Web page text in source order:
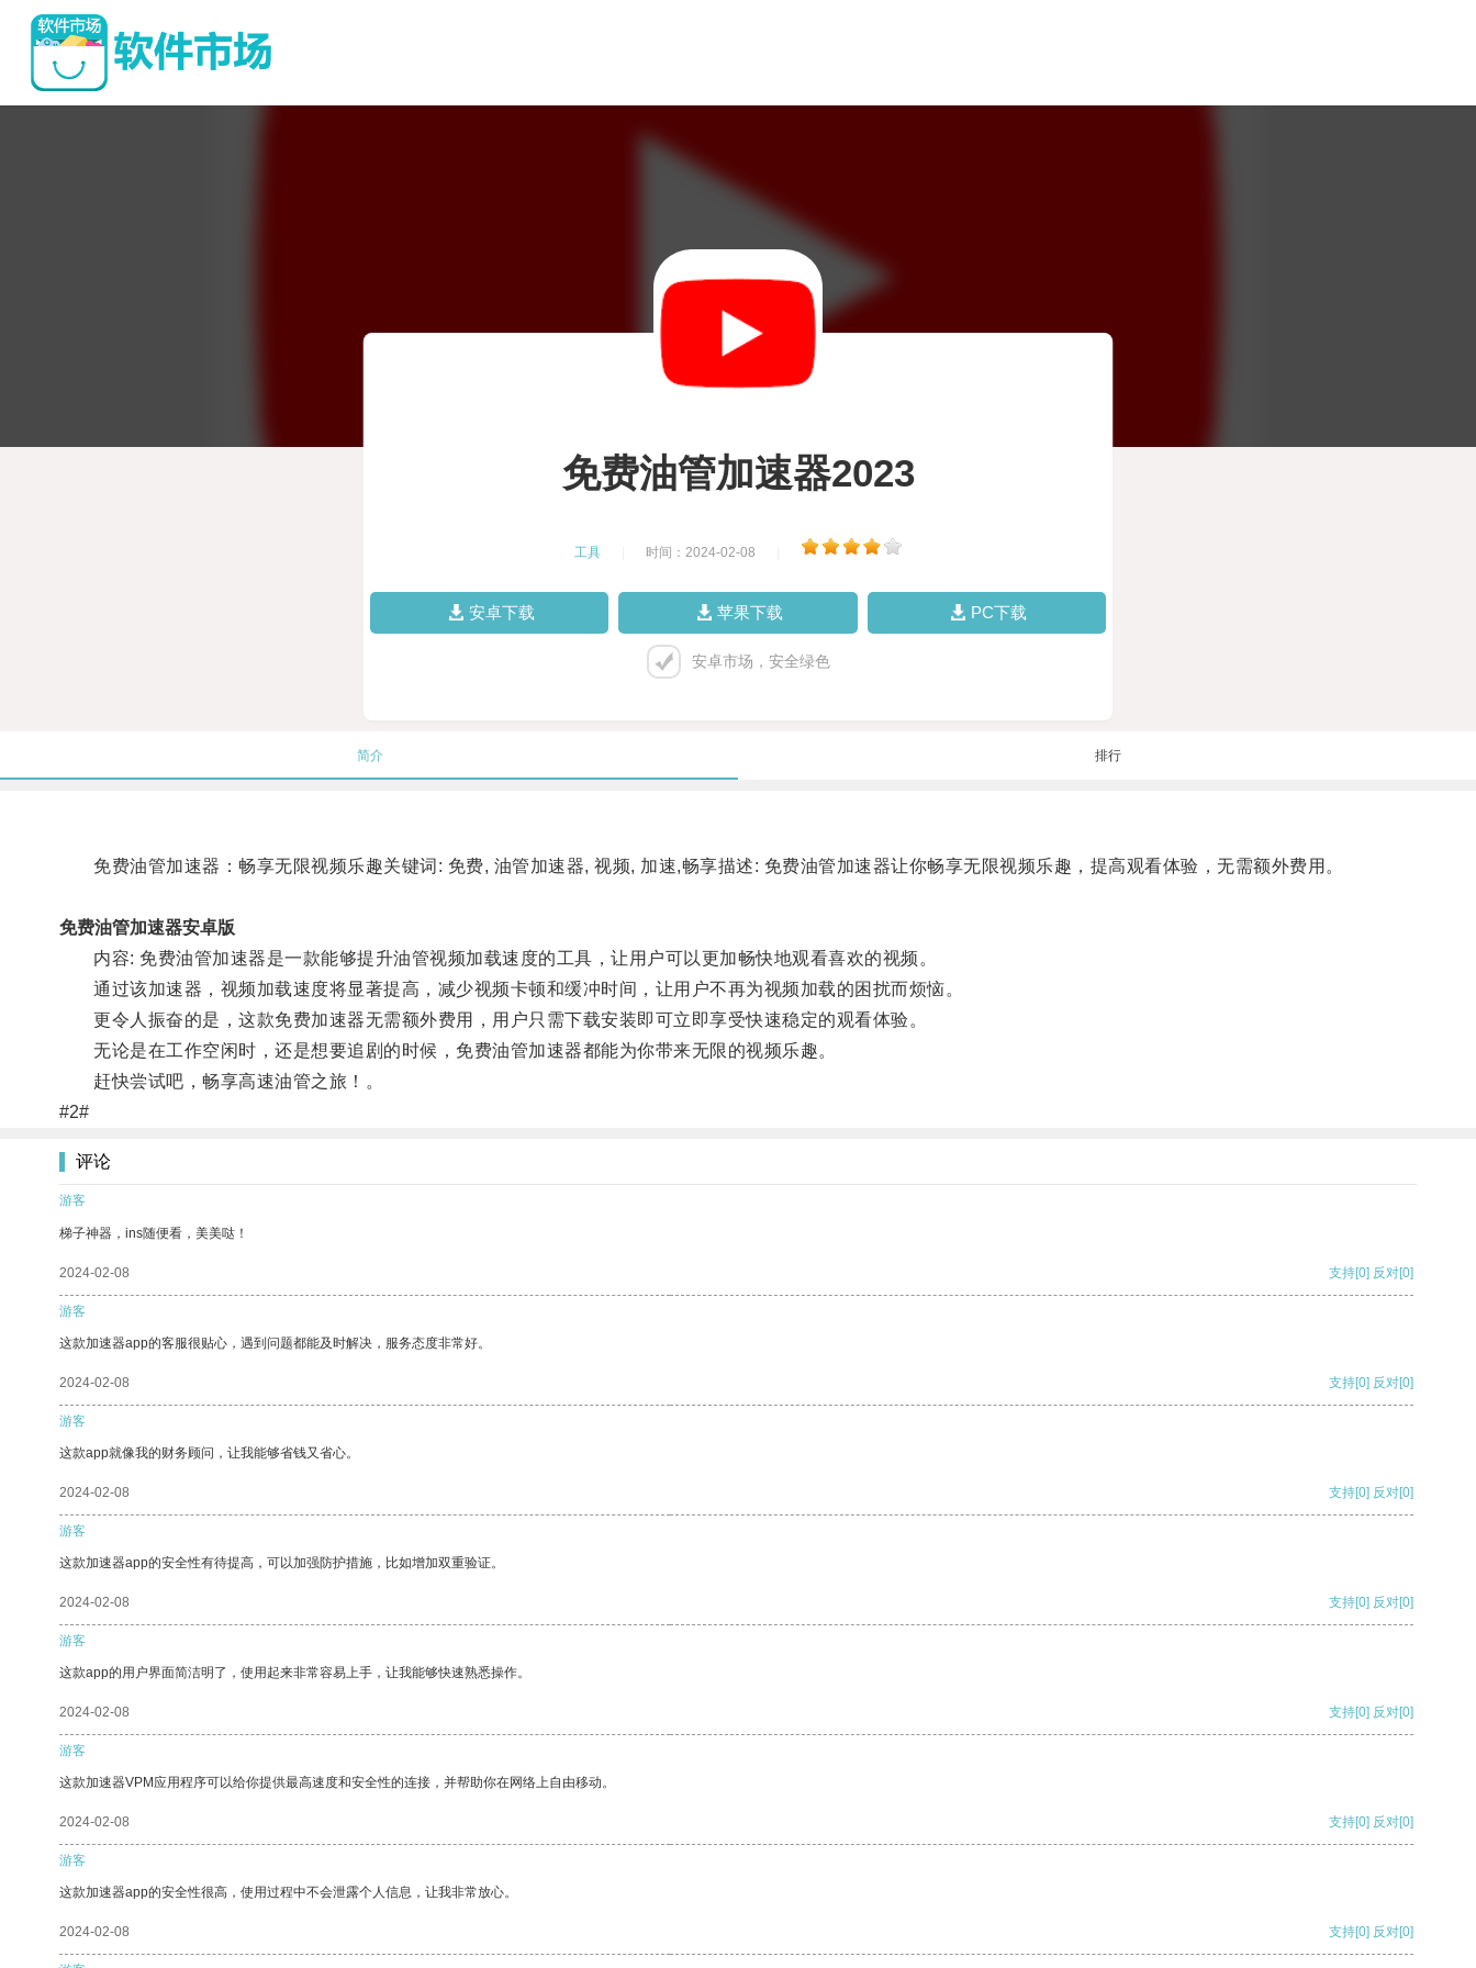
免费油管加速器2023
工具 时间：2024-02-08
安卓下载 苹果下载 PC下载
安卓市场，安全绿色
简介 排行
免费油管加速器：畅享无限视频乐趣关键词: 免费, 油管加速器, 视频, 加速,畅享描述: 免费油管加速器让你畅享无限视频乐趣，提高观看体验，无需额外费用。
免费油管加速器安卓版
内容: 免费油管加速器是一款能够提升油管视频加载速度的工具，让用户可以更加畅快地观看喜欢的视频。
通过该加速器，视频加载速度将显著提高，减少视频卡顿和缓冲时间，让用户不再为视频加载的困扰而烦恼。
更令人振奋的是，这款免费加速器无需额外费用，用户只需下载安装即可立即享受快速稳定的观看体验。
无论是在工作空闲时，还是想要追剧的时候，免费油管加速器都能为你带来无限的视频乐趣。
赶快尝试吧，畅享高速油管之旅！。
#2#
评论
游客
梯子神器，ins随便看，美美哒！
2024-02-08 支持[0] 反对[0]
游客
这款加速器app的客服很贴心，遇到问题都能及时解决，服务态度非常好。
2024-02-08 支持[0] 反对[0]
游客
这款app就像我的财务顾问，让我能够省钱又省心。
2024-02-08 支持[0] 反对[0]
游客
这款加速器app的安全性有待提高，可以加强防护措施，比如增加双重验证。
2024-02-08 支持[0] 反对[0]
游客
这款app的用户界面简洁明了，使用起来非常容易上手，让我能够快速熟悉操作。
2024-02-08 支持[0] 反对[0]
游客
这款加速器VPM应用程序可以给你提供最高速度和安全性的连接，并帮助你在网络上自由移动。
2024-02-08 支持[0] 反对[0]
游客
这款加速器app的安全性很高，使用过程中不会泄露个人信息，让我非常放心。
2024-02-08 支持[0] 反对[0]